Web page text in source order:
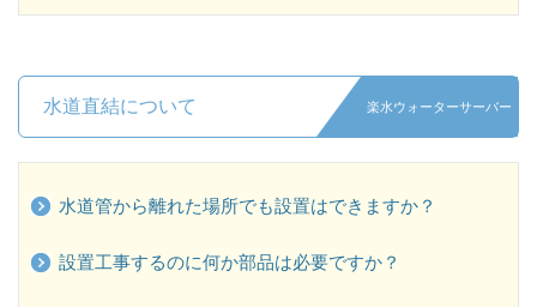
水道直結について 楽水ウォーターサーバー
水道管から離れた場所でも設置はできますか？
設置工事するのに何か部品は必要ですか？